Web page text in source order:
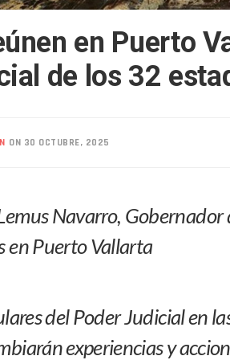
Realizan Operativo
Arquitecto Luis Munguía
Voces Del Orgullo
Nuevo Transporte Eléctrico
Lluvias Y Oleaje Elevado
Jóvenes En Movimiento
Muere Manolo Solo, Actor
Citan A Siete Integrantes
en Puerto
de los 32
ON 30 OCTUBRE, 2025
Navarro, Gobernador
en Puerto Vallarta
del Poder Judicial en
experiencias y